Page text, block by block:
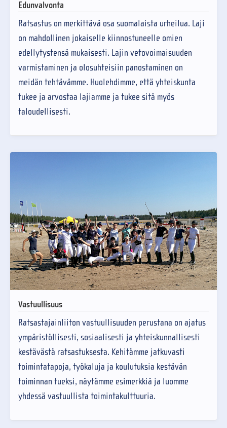
Edunvalvonta
Ratsastus on merkittävä osa suomalaista urheilua. Laji
on mahdollinen jokaiselle kiinnostuneelle omien
edellytystensä mukaisesti. Lajin vetovoimaisuuden
varmistaminen ja olosuhteisiin panostaminen on
meidän tehtävämme. Huolehdimme, että yhteiskunta
tukee ja arvostaa lajiamme ja tukee sitä myös
taloudellisesti.
Vastuullisuus
Ratsastajainliiton vastuullisuuden perustana on ajatus
ympäristöllisesti, sosiaalisesti ja yhteiskunnallisesti
kestävästä ratsastuksesta. Kehitämme jatkuvasti
toimintatapoja, työkaluja ja koulutuksia kestävän
toiminnan tueksi, näytämme esimerkkiä ja luomme
yhdessä vastuullista toimintakulttuuria.